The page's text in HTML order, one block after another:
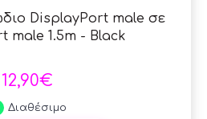
DisplayPort male σε
male 1.5m - Black
12,90€
Διαθέσιμο